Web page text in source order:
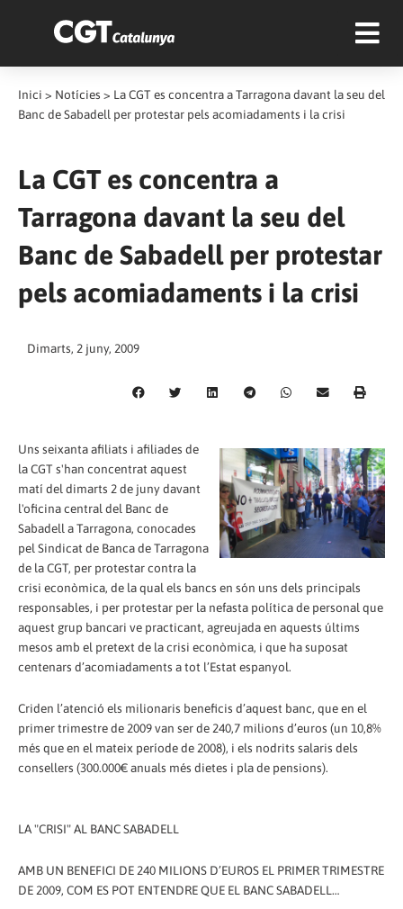
Inici > Notícies > La CGT es concentra a Tarragona davant la seu del
Banc de Sabadell per protestar pels acomiadaments i la crisi
La CGT es concentra a
Tarragona davant la seu del
Banc de Sabadell per protestar
pels acomiadaments i la crisi
Dimarts, 2 juny, 2009
Uns seixanta afiliats i afiliades de
la CGT s'han concentrat aquest
matí del dimarts 2 de juny davant
l'oficina central del Banc de
Sabadell a Tarragona, conocades
pel Sindicat de Banca de Tarragona
de la CGT, per protestar contra la
crisi econòmica, de la qual els bancs en són uns dels principals
responsables, i per protestar per la nefasta política de personal que
aquest grup bancari ve practicant, agreujada en aquests últims
mesos amb el pretext de la crisi econòmica, i que ha suposat
centenars d’acomiadaments a tot l’Estat espanyol.
Criden l’atenció els milionaris beneficis d’aquest banc, que en el
primer trimestre de 2009 van ser de 240,7 milions d’euros (un 10,8%
més que en el mateix període de 2008), i els nodrits salaris dels
consellers (300.000€ anuals més dietes i pla de pensions).
LA "CRISI" AL BANC SABADELL
AMB UN BENEFICI DE 240 MILIONS D’EUROS EL PRIMER TRIMESTRE
DE 2009, COM ES POT ENTENDRE QUE EL BANC SABADELL…